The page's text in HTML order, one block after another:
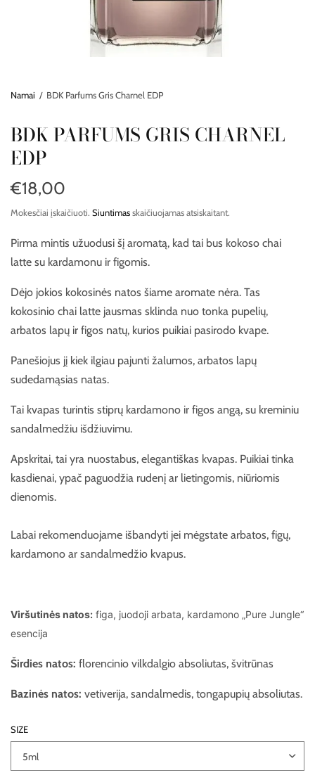
Namai / BDK Parfums Gris Charnel EDP
BDK PARFUMS GRIS CHARNEL
EDP
€18,00
Mokesčiai įskaičiuoti. Siuntimasskaičiuojamas atsiskaitant.
Pirma mintis užuodusi šį aromatą, kad tai bus kokoso chai
latte su kardamonu ir figomis.
Dėjo jokios kokosinės natos šiame aromate nėra. Tas
kokosinio chai latte jausmas sklinda nuo tonka pupelių,
arbatos lapų ir figos natų, kurios puikiai pasirodo kvape.
Panešiojus jį kiek ilgiau pajunti žalumos, arbatos lapų
sudedamąsias natas.
Tai kvapas turintis stiprų kardamono ir figos angą, su kreminiu
sandalmedžiu išdžiuvimu.
Apskritai, tai yra nuostabus, elegantiškas kvapas. Puikiai tinka
kasdienai, ypač paguodžia rudenį ar lietingomis, niūriomis
dienomis.
Labai rekomenduojame išbandyti jei mėgstate arbatos, figų,
kardamono ar sandalmedžio kvapus.
Viršutinės natos: figa, juodoji arbata, kardamono „Pure Jungle“
esencija
Širdies natos: florencinio vilkdalgio absoliutas, švitrūnas
Bazinės natos: vetiverija, sandalmedis, tongapupių absoliutas.
SIZE